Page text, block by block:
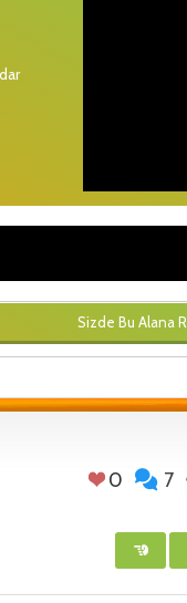
Sizde Bu Alana
0 7